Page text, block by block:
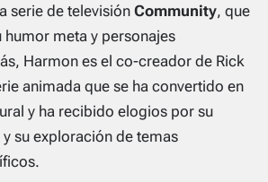
serie de televisión Community, que
humor meta y personajes
Harmon es el co-creador de Rick
animada que se ha convertido en
y ha recibido elogios por su
su exploración de temas